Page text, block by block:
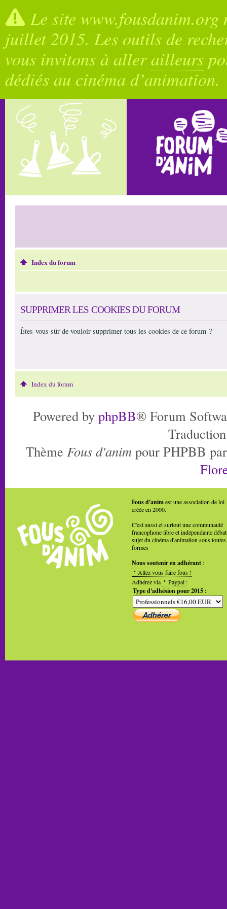
Le site
juillet 2015. Les outils de
vous invitons à allerailleurs
dédiés au cinéma d’animation.
Index du forum
SUPPRIMER LES COOKIES DU FORUM
Êtes-vous sûr de vouloir supprimer tous les cookies de ce forum ?
Index du forum
Powered by phpBB® Forum
Thème Fous d'anim pour PHPBB
Fous d'animest une association de loi
créée en 2000.
C'est aussi et surtout une communauté
francophone libre et indépendante
sujet du cinéma d'animation sous toutes
formes
Nous soutenir en adhérant :
Allez vous faire fous !
Adhérez via
Paypal :
Type d'adhésion pour 2015 :